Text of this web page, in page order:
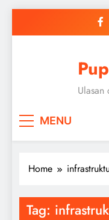
Ulasan
MENU
Home
Tag: